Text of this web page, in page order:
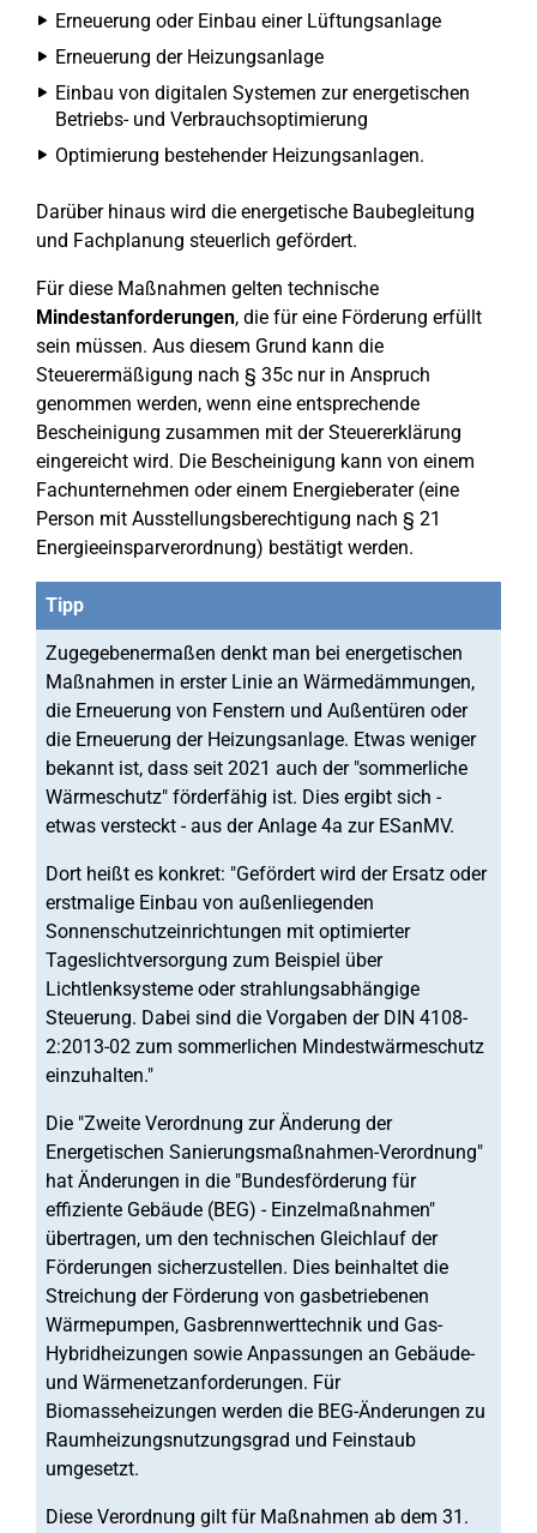
Erneuerung oder Einbau einer Lüftungsanlage
Erneuerung der Heizungsanlage
Einbau von digitalen Systemen zur energetischen
Betriebs- und Verbrauchsoptimierung
Optimierung bestehender Heizungsanlagen.
Darüber hinaus wird die energetische Baubegleitung
und Fachplanung steuerlich gefördert.
Für diese Maßnahmen gelten technische
Mindestanforderungen, die für eine Förderung erfüllt
sein müssen. Aus diesem Grund kann die
Steuerermäßigung nach § 35c nur in Anspruch
genommen werden, wenn eine entsprechende
Bescheinigung zusammen mit der Steuererklärung
eingereicht wird. Die Bescheinigung kann von einem
Fachunternehmen oder einem Energieberater (eine
Person mit Ausstellungsberechtigung nach § 21
Energieeinsparverordnung) bestätigt werden.
Tipp
Zugegebenermaßen denkt man bei energetischen
Maßnahmen in erster Linie an Wärmedämmungen,
die Erneuerung von Fenstern und Außentüren oder
die Erneuerung der Heizungsanlage. Etwas weniger
bekannt ist, dass seit 2021 auch der "sommerliche
Wärmeschutz" förderfähig ist. Dies ergibt sich -
etwas versteckt - aus der Anlage 4a zur ESanMV.
Dort heißt es konkret: "Gefördert wird der Ersatz oder
erstmalige Einbau von außenliegenden
Sonnenschutzeinrichtungen mit optimierter
Tageslichtversorgung zum Beispiel über
Lichtlenksysteme oder strahlungsabhängige
Steuerung. Dabei sind die Vorgaben der DIN 4108-
2:2013-02 zum sommerlichen Mindestwärmeschutz
einzuhalten."
Die "Zweite Verordnung zur Änderung der
Energetischen Sanierungsmaßnahmen-Verordnung"
hat Änderungen in die "Bundesförderung für
effiziente Gebäude (BEG) - Einzelmaßnahmen"
übertragen, um den technischen Gleichlauf der
Förderungen sicherzustellen. Dies beinhaltet die
Streichung der Förderung von gasbetriebenen
Wärmepumpen, Gasbrennwerttechnik und Gas-
Hybridheizungen sowie Anpassungen an Gebäude-
und Wärmenetzanforderungen. Für
Biomasseheizungen werden die BEG-Änderungen zu
Raumheizungsnutzungsgrad und Feinstaub
umgesetzt.
Diese Verordnung gilt für Maßnahmen ab dem 31.